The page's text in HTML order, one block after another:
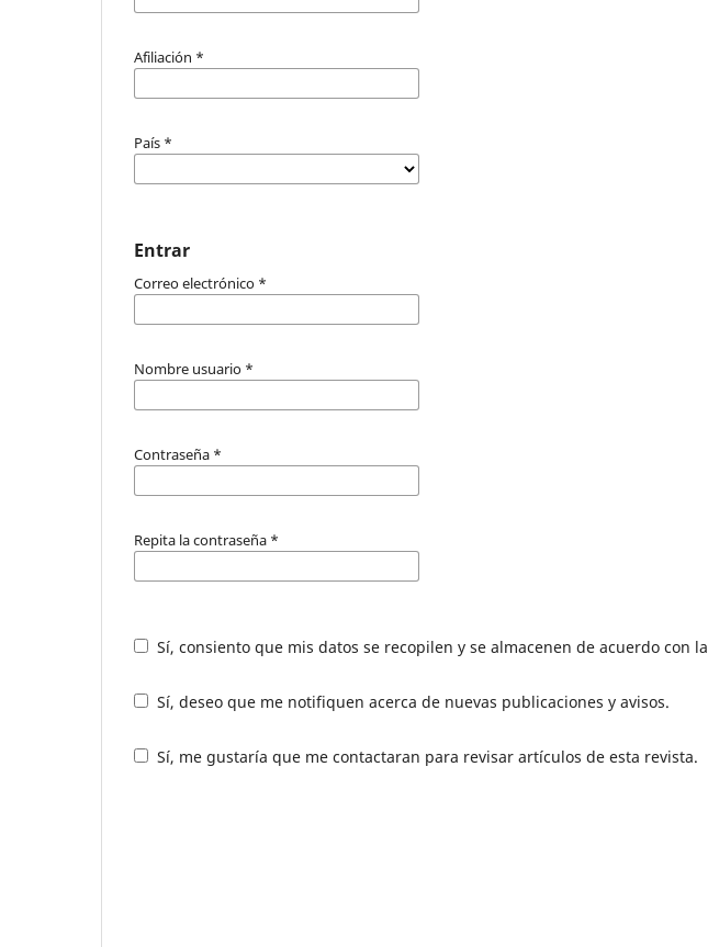
Afiliación *
País *
Entrar
Correo electrónico *
Nombre usuario *
Contraseña *
Repita la contraseña *
Sí, consiento que mis datos se recopilen y se almacenen de acuerdo con la
Sí, deseo que me notifiquen acerca de nuevas publicaciones y avisos.
Sí, me gustaría que me contactaran para revisar artículos de esta revista.